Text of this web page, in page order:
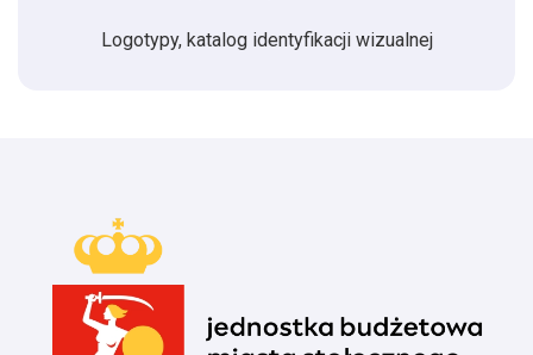
Logotypy, katalog identyfikacji wizualnej